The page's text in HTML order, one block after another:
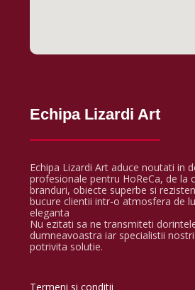
Echipa Lizardi Art
Echipa Lizardi Art aduce noutati in
profesionale pentru HoReCa, de la
branduri, obiecte superbe si
bucure clientii intr-o atmosfera de
eleganta
Nu ezitati sa ne transmiteti
dumneavoastra iar specialistii
potrivita solutie.
Termeni si conditii